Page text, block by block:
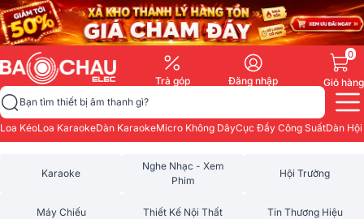
Trả góp Đăng nhập
0
Giỏ hàng
Bạn tìm thiết bị âm thanh gì?
Loa KéoLoa KaraokeDàn KaraokeMicro Không DâyCục Đẩy Công SuấtDàn
Karaoke
Nghe Nhạc - Xem
Phim
Hội Trường
Máy Chiếu Thiết Kế Nội Thất Tin Thương Hiệu